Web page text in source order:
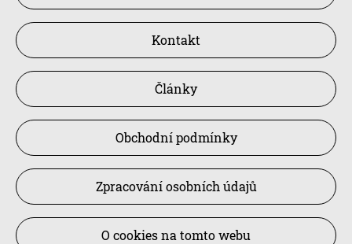
Kontakt
Články
Obchodní podmínky
Zpracování osobních údajů
O cookies na tomto webu